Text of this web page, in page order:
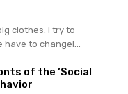
clothes. I try to
to change!...
of the ‘Social